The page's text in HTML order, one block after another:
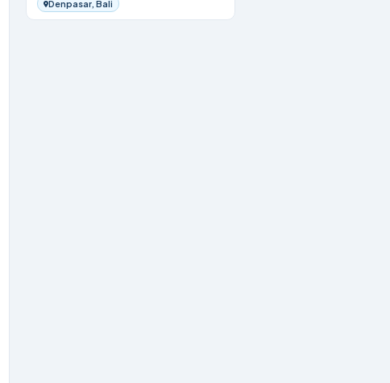
Denpasar, Bali